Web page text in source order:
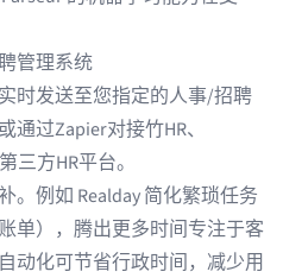
管理系统
时发送至您指定的人事/招聘
通过Zapier对接竹HR、
三方HR平台。
。例如 Realday 简化繁琐任务
单），腾出更多时间专注于客
动化可节省行政时间，减少用